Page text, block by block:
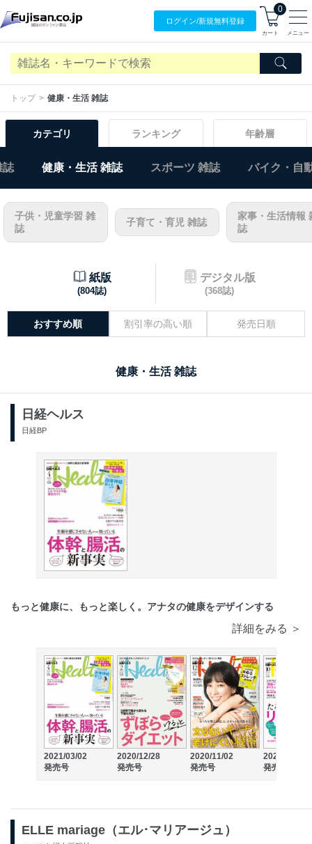
ログイン/新規無料登録
0
カート メニュー
トップ 健康・生活 雑誌
カテゴリ ランキング 年齢層
誌 健康・生活 雑誌 スポーツ 雑誌 バイク・自
子供・児童学習 雑
誌
子育て・育児 雑誌
家事・生活情報
誌
紙版
(804誌)
デジタル版
(368誌)
おすすめ順 割引率の高い順 発売日順
健康・生活 雑誌
日経ヘルス
日経BP
もっと健康に、もっと楽しく。アナタの健康をデザインする
詳細をみる ＞
2021/03/02
発売号
2020/12/28
発売号
2020/11/02
発売号
2020/09/02
発売号
ELLE mariage（エル･マリアージュ）